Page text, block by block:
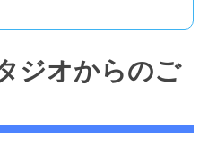
ジオからのご